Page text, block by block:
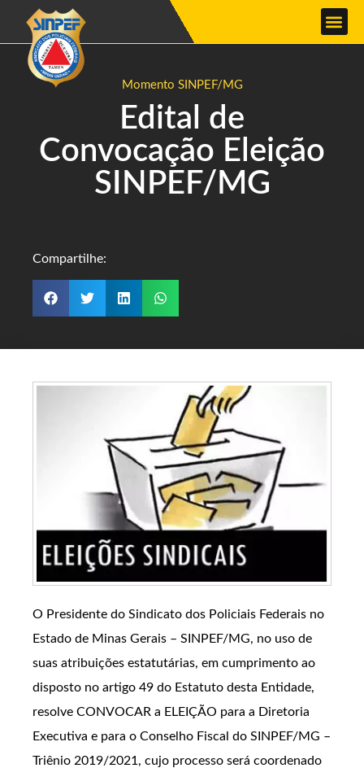
Momento SINPEF/MG
Edital de
Convocação Eleição
SINPEF/MG
Compartilhe:
O Presidente do Sindicato dos Policiais Federais no
Estado de Minas Gerais – SINPEF/MG, no uso de
suas atribuições estatutárias, em cumprimento ao
disposto no artigo 49 do Estatuto desta Entidade,
resolve CONVOCAR a ELEIÇÃO para a Diretoria
Executiva e para o Conselho Fiscal do SINPEF/MG –
Triênio 2019/2021, cujo processo será coordenado